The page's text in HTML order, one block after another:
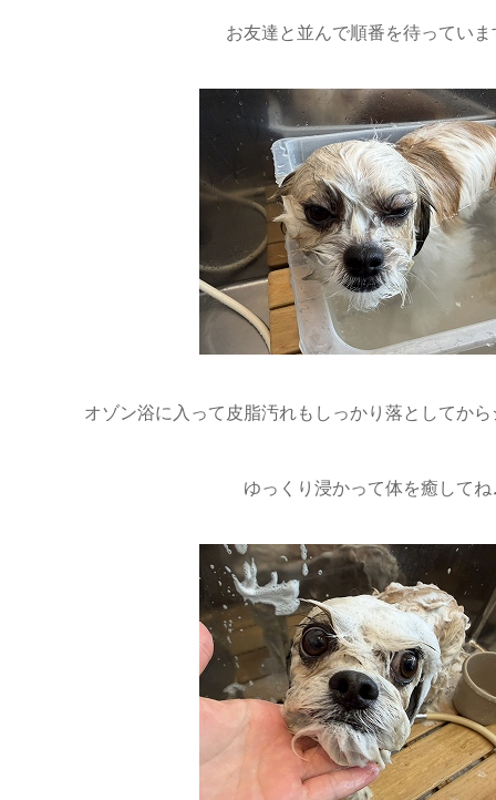
お友達と並んで順番を待ってい
オゾン浴に入って皮脂汚れもしっかり落としてか
ゆっくり浸かって体を癒して